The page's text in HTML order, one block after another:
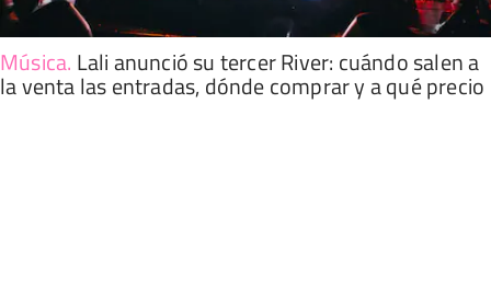
Música. Lali anunció su tercer River: cuándo salen a
la venta las entradas, dónde comprar y a qué precio